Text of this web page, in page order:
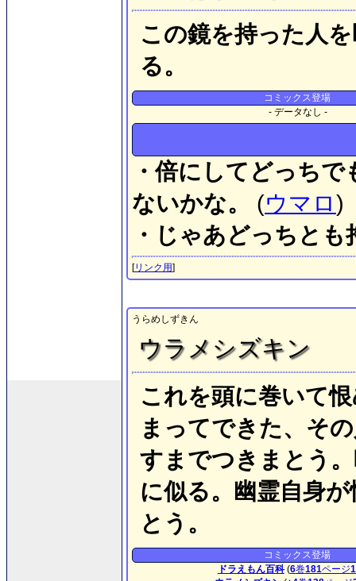
この鏡を持った人
る。
コミックス登場
- データなし -
・倍にしてどっち
ないかな。
(ウマロ)
・じゃあどっちと
[リンク用]
うらめしずきん
ウラメシズキン
これを頭に巻いて
まってできた、そ
すまでつきまとう
に似る。幽霊自身
とう。
コミックス登場
ドラえもん百科(6巻181ページ1